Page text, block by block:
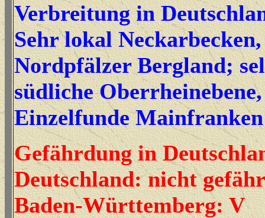
Verbreitung in
Sehr lokal Neckarbecken,
Nordpfälzer Bergland;
südliche
Einzelfunde
Gefährdung in
Deutschland: nicht
Baden-Württemberg: V